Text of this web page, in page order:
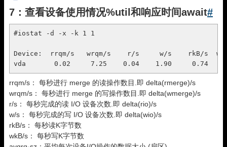
7：查看设备使用情况%util和响应时间await#
#iostat -d -x -k 1 1
Device:  rrqm/s   wrqm/s    r/s     w/s    rkB/s
vda       0.02     7.25    0.04    1.90     0.74
rrqm/s： 每秒进行 merge 的读操作数目.即 delta(rmerge)/s
wrqm/s： 每秒进行 merge 的写操作数目.即 delta(wmerge)/s
r/s： 每秒完成的读 I/O 设备次数.即 delta(rio)/s
w/s： 每秒完成的写 I/O 设备次数.即 delta(wio)/s
rkB/s： 每秒读K字节数
wkB/s： 每秒写K字节数